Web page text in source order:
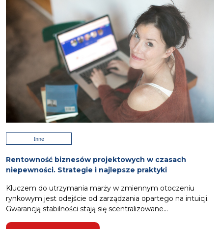
Inne
Rentowność biznesów projektowych w czasach
niepewności. Strategie i najlepsze praktyki
Kluczem do utrzymania marży w zmiennym otoczeniu
rynkowym jest odejście od zarządzania opartego na intuicji.
Gwarancją stabilności stają się scentralizowane...